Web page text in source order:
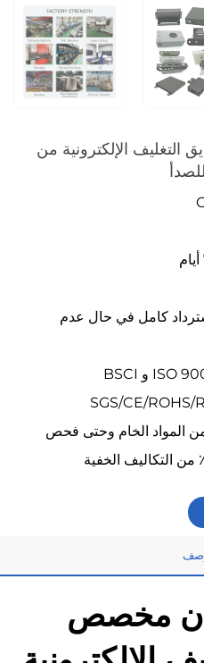
الإلكترونية من
كامل في حال عدم
بنسبة 100٪ من المواد الخام وحتى فحص
مخصص